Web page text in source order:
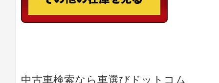
中古車検索なら車選びドットコム